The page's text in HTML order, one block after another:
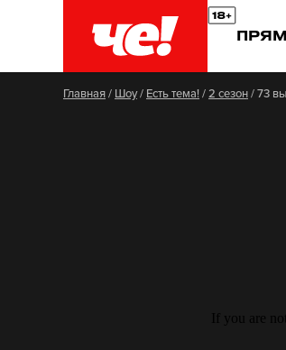
Главная/ Шоу/ Есть тема!/2 сезон/73